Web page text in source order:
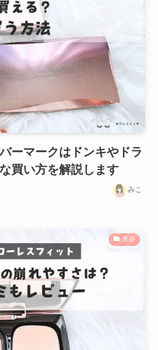
ーマークはドンキやドラ
買い方を解説します
みこ
美容